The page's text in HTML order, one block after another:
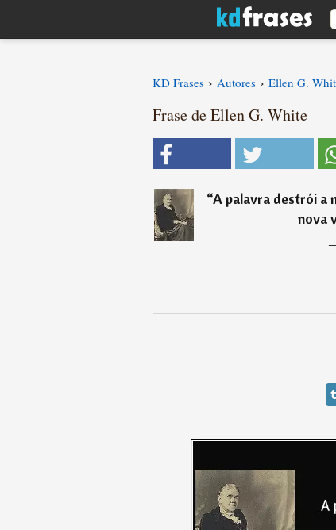
KD Frases › Autores › Ellen G.
Frase de Ellen G. White
“A palavra destrói a
nova